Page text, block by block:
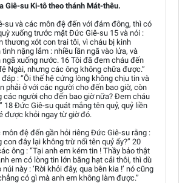
Giê-su Ki-tô theo thánh Mát-thêu.
su và các môn đệ đến với đám đông, thì có
xuống trước mặt Đức Giê-su 15 và nói :
thương xót con trai tôi, vì cháu bị kinh
tình nặng lắm : nhiều lần ngã vào lửa, và
ngã xuống nước. 16 Tôi đã đem cháu đến
Ngài, nhưng các ông không chữa được.”
: “Ôi thế hệ cứng lòng không chịu tin và
phải ở với các người cho đến bao giờ, còn
các người cho đến bao giờ nữa? Đem cháu
18 Đức Giê-su quát mắng tên quỷ, quỷ liền
được khỏi ngay từ giờ đó.
môn đệ đến gần hỏi riêng Đức Giê-su rằng :
con đây lại không trừ nổi tên quỷ ấy?” 20
ông : “Tại anh em kém tin ! Thầy bảo thật
em có lòng tin lớn bằng hạt cải thôi, thì dù
này : ‘Rời khỏi đây, qua bên kia !’ nó cũng
có gì mà anh em không làm được.”